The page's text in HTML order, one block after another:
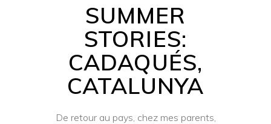
SUMMER
STORIES:
CADAQUÉS,
CATALUNYA
De retour au pays, chez mes parents,